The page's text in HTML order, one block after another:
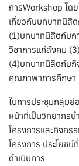
การWorkshop โด
เกี่ยวกับบทบาทนิสิ
(1)บทบาทนิสิตกับก
วิชาการแก่สังคม
(4)บทบาทนิสิตกับ
คุณภาพาการศึกษา
ในการประชุมกลุ่ม
หน้าที่เป็นวิทยากรน
โครงการและกิจกร
โครงการ ประโยชน์
ดำเนินการ